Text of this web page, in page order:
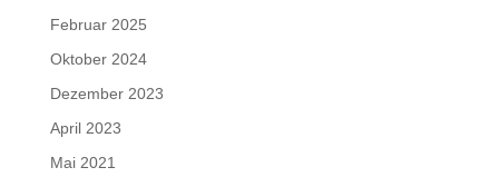
Februar 2025
Oktober 2024
Dezember 2023
April 2023
Mai 2021